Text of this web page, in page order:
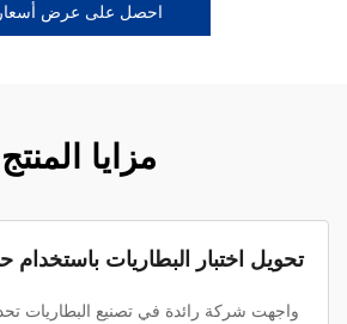
احصل على عرض أسعار
مزايا المنتج
تحويل اختبار البطاريات باستخدام
واجهت شركة رائدة في تصنيع البطاريات